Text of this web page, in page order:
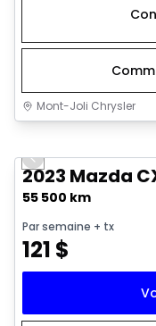
Mont-Joli Chrysler
Previous slide
2023 Mazda
55 500 km
Par semaine + tx
121 $